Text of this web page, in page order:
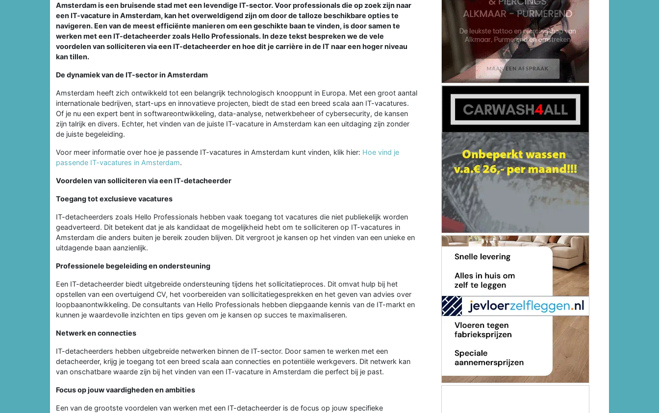
Amsterdam is een bruisende stad met een levendige IT-sector. Voor professionals die op zoek zijn naar
een IT-vacature in Amsterdam, kan het overweldigend zijn om door de talloze beschikbare opties te
navigeren. Een van de meest efficiënte manieren om een geschikte baan te vinden, is door samen te
werken met een IT-detacheerder zoals Hello Professionals. In deze tekst bespreken we de vele
voordelen van solliciteren via een IT-detacheerder en hoe dit je carrière in de IT naar een hoger niveau
kan tillen.
De dynamiek van de IT-sector in Amsterdam
Amsterdam heeft zich ontwikkeld tot een belangrijk technologisch knooppunt in Europa. Met een groot aantal
internationale bedrijven, start-ups en innovatieve projecten, biedt de stad een breed scala aan IT-vacatures.
Of je nu een expert bent in softwareontwikkeling, data-analyse, netwerkbeheer of cybersecurity, de kansen
zijn talrijk en divers. Echter, het vinden van de juiste IT-vacature in Amsterdam kan een uitdaging zijn zonder
de juiste begeleiding.
Voor meer informatie over hoe je passende IT-vacatures in Amsterdam kunt vinden, klik hier: Hoe vind je
passende IT-vacatures in Amsterdam.
Voordelen van solliciteren via een IT-detacheerder
Toegang tot exclusieve vacatures
IT-detacheerders zoals Hello Professionals hebben vaak toegang tot vacatures die niet publiekelijk worden
geadverteerd. Dit betekent dat je als kandidaat de mogelijkheid hebt om te solliciteren op IT-vacatures in
Amsterdam die anders buiten je bereik zouden blijven. Dit vergroot je kansen op het vinden van een unieke en
uitdagende baan aanzienlijk.
Professionele begeleiding en ondersteuning
Een IT-detacheerder biedt uitgebreide ondersteuning tijdens het sollicitatieproces. Dit omvat hulp bij het
opstellen van een overtuigend CV, het voorbereiden van sollicitatiegesprekken en het geven van advies over
loopbaanontwikkeling. De consultants van Hello Professionals hebben diepgaande kennis van de IT-markt en
kunnen je waardevolle inzichten en tips geven om je kansen op succes te maximaliseren.
Netwerk en connecties
IT-detacheerders hebben uitgebreide netwerken binnen de IT-sector. Door samen te werken met een
detacheerder, krijg je toegang tot een breed scala aan connecties en potentiële werkgevers. Dit netwerk kan
van onschatbare waarde zijn bij het vinden van een IT-vacature in Amsterdam die perfect bij je past.
Focus op jouw vaardigheden en ambities
Een van de grootste voordelen van werken met een IT-detacheerder is de focus op jouw specifieke